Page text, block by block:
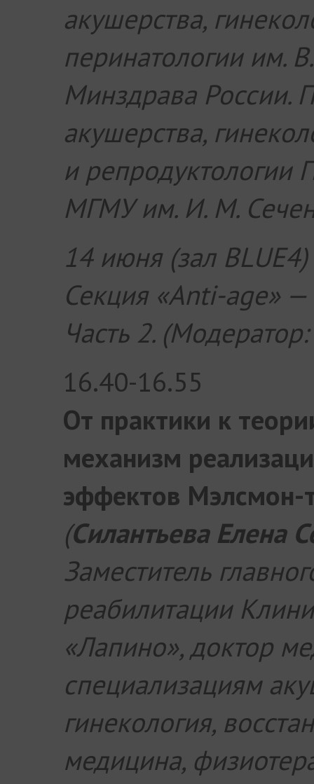
акушерства,
перинатологии им.
Минздрава России.
акушерства,
и
МГМУ им. И. М.
14 июня (зал BLUE4)
Секция «Anti-age»
Часть 2.
16.40-16.55
От практики к
механизм
эффектов Мэлсмон-
(Силантьева Елена
Заместитель
реабилитации
«Лапино», доктор
специализациям
гинекология,
медицина,